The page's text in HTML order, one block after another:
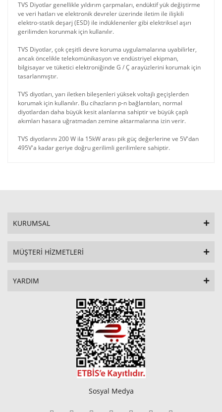
TVS Diyotlar genellikle yıldırım çarpmaları, endüktif yük değiştirme
ve veri hatları ve elektronik devreler üzerinde iletim ile ilişkili
elektro-statik deşarj (ESD) ile indüklenenler gibi elektriksel aşırı
gerilimden korunmak için kullanılır.
TVS Diyotlar, çok çeşitli devre koruma uygulamalarına uyabilirler,
ancak öncelikle telekomünikasyon ve endüstriyel ekipman,
bilgisayar ve tüketici elektroniğinde G / Ç arayüzlerini korumak için
tasarlanmıştır.
TVS diyotları, yarı iletken bileşenleri yüksek voltajlı geçişlerden
korumak için kullanılır. Bu cihazların p-n bağlantıları, normal
diyotlardan daha büyük kesit alanlarına sahiptir ve büyük çaplı
akımları hasara uğratmadan zemine aktarmalarına izin verir.
TVS diyotlarını 200 W ila 15kW arası pik güç değerlerine ve 5V'dan
495V'a kadar geriye doğru gerilimli gerilimlere sahiptir.
KURUMSAL
MÜŞTERİ HİZMETLERİ
YARDIM
Sosyal Medya